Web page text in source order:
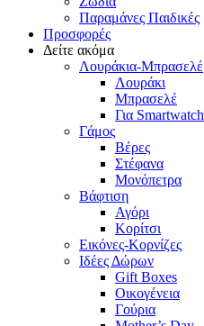
Παραμάνες Παιδικές
Προσφορές
Δείτε ακόμα
Λουράκια-Μπρασελέ
Λουράκι
Μπρασελέ
Για Smartwatch
Γάμος
Βέρες
Στέφανα
Μονόπετρα
Βάφτιση
Αγόρι
Κορίτσι
Εικόνες-Κορνίζες
Ιδέες Δώρων
Gift Boxes
Οικογένεια
Γούρια